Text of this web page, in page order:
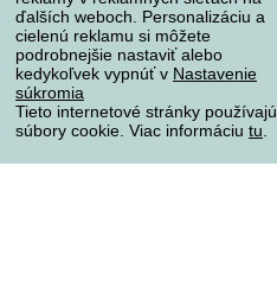
ďalších weboch. Personalizáciu a
cielenú reklamu si môžete
podrobnejšie nastaviť alebo
kedykoľvek vypnúť v Nastavenie
súkromia
Tieto internetové stránky používajú
súbory cookie. Viac informáciu tu